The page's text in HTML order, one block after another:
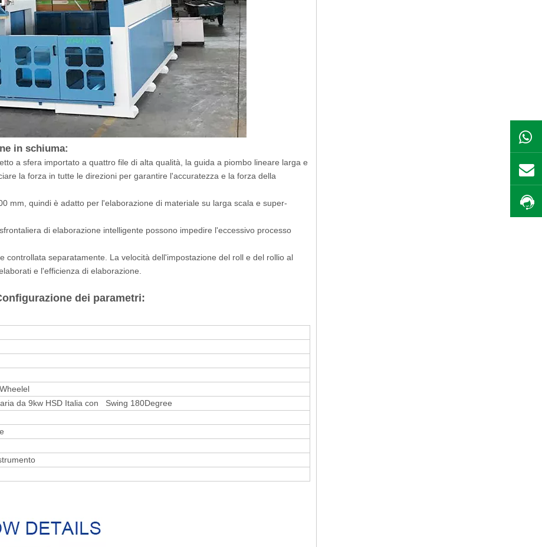
in schiuma:
a sfera importato a quattro file di alta qualità, la guida a piombo lineare larga e
la forza in tutte le direzioni per garantire l'accuratezza e la forza della
mm, quindi è adatto per l'elaborazione di materiale su larga scala e super-
di elaborazione intelligente possono impedire l'eccessivo processo
controllata separatamente. La velocità dell'impostazione del roll e del rollio al
e l'efficienza di elaborazione.
dei parametri:
da 9kw HSD Italia con Swing 180Degree